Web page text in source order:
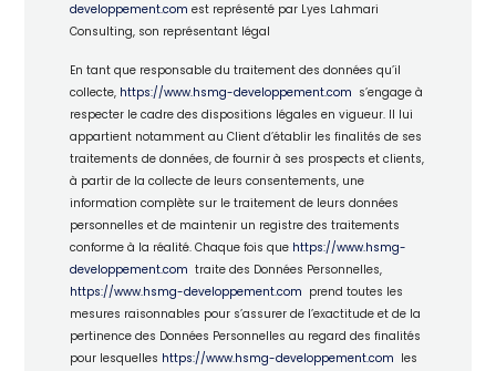
developpement.com est représenté par Lyes Lahmari
Consulting, son représentant légal
En tant que responsable du traitement des données qu’il
collecte, https://www.hsmg-developpement.com s’engage à
respecter le cadre des dispositions légales en vigueur. Il lui
appartient notamment au Client d’établir les finalités de ses
traitements de données, de fournir à ses prospects et clients,
à partir de la collecte de leurs consentements, une
information complète sur le traitement de leurs données
personnelles et de maintenir un registre des traitements
conforme à la réalité. Chaque fois que https://www.hsmg-
developpement.com traite des Données Personnelles,
https://www.hsmg-developpement.com prend toutes les
mesures raisonnables pour s’assurer de l’exactitude et de la
pertinence des Données Personnelles au regard des finalités
pour lesquelles https://www.hsmg-developpement.com les